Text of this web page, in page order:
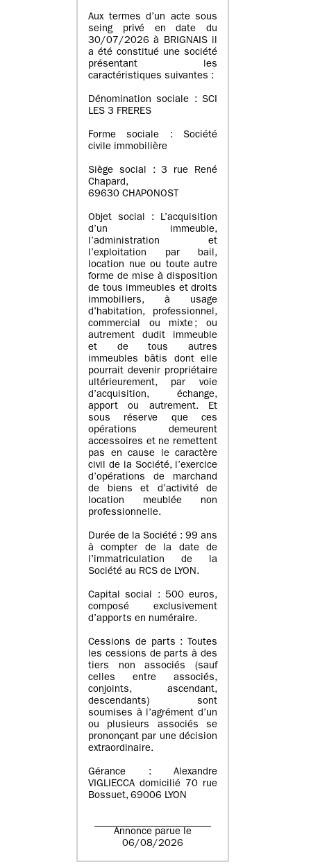
Aux termes d’un acte sous
seing privé en date du
30/07/2026 à BRIGNAIS il
a été constitué une société
présentant les
caractéristiques suivantes :
Dénomination sociale : SCI
LES 3 FRERES
Forme sociale : Société
civile immobilière
Siège social : 3 rue René
Chapard,
69630 CHAPONOST
Objet social : L’acquisition
d’un immeuble,
l’administration et
l’exploitation par bail,
location nue ou toute autre
forme de mise à disposition
de tous immeubles et droits
immobiliers, à usage
d’habitation, professionnel,
commercial ou mixte ; ou
autrement dudit immeuble
et de tous autres
immeubles bâtis dont elle
pourrait devenir propriétaire
ultérieurement, par voie
d’acquisition, échange,
apport ou autrement. Et
sous réserve que ces
opérations demeurent
accessoires et ne remettent
pas en cause le caractère
civil de la Société, l’exercice
d’opérations de marchand
de biens et d’activité de
location meublée non
professionnelle.
Durée de la Société : 99 ans
à compter de la date de
l’immatriculation de la
Société au RCS de LYON.
Capital social : 500 euros,
composé exclusivement
d’apports en numéraire.
Cessions de parts : Toutes
les cessions de parts à des
tiers non associés (sauf
celles entre associés,
conjoints, ascendant,
descendants) sont
soumises à l’agrément d’un
ou plusieurs associés se
prononçant par une décision
extraordinaire.
Gérance : Alexandre
VIGLIECCA domicilié 70 rue
Bossuet, 69006 LYON
Annonce parue le
06/08/2026